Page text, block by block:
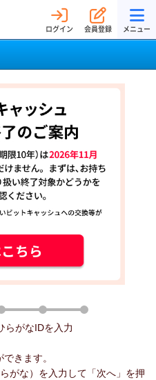
ログイン 会員登録 メニュー
らがなIDを入力
きます。
がな）を入力して「次へ」を押